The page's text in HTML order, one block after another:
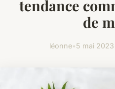
tendance
de
léonne•5 mai 2023